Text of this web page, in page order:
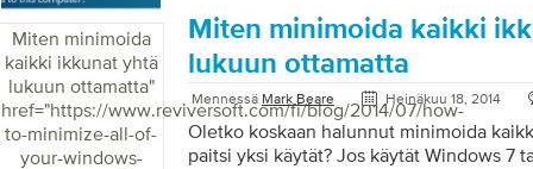
muutoksia tietokoneeseen. Nämä
tyypillisesti järjestelmänvalvojatason
hyvä ilmoittaa sinulle aina, kun
tehdä muutoksia tietokoneeseesi, voit
ilmoittaa sinulle tai poistaa sen
UAC-asetuksia tai sammuttaa UAC: n
Miten minimoida
kaikki ikkunat yhtä
lukuun ottamatta"
href="https://www.reviversoft.com/fi/blog/2014/07/how-
to-minimize-all-of-
your-windows-
Miten minimoida kaikki
lukuun ottamatta
Mennessä Mark Beare Heinäkuu 18, 2014
Oletko koskaan halunnut minimoida
paitsi yksi käytät? Jos käytät Windows 7